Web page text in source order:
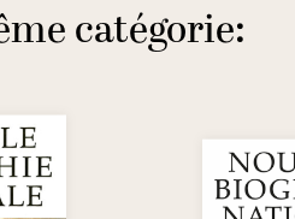
catégorie: